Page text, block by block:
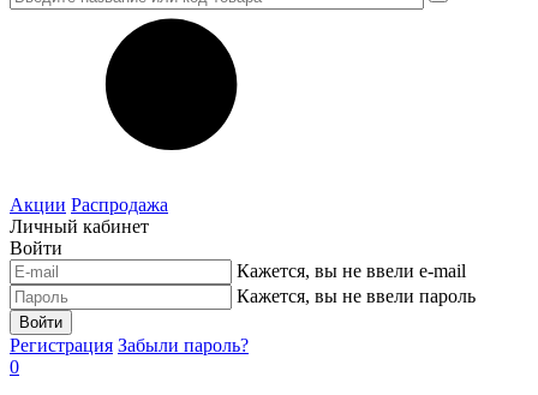
Акции Распродажа
Личный кабинет
Войти
Кажется, вы не ввели e-mail
Кажется, вы не ввели пароль
Войти
Регистрация Забыли пароль?
0